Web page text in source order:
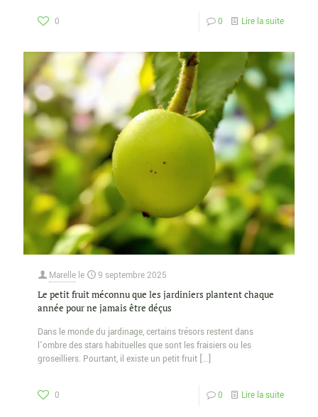
0 0 Lire la suite
Marelle le 9 septembre 2025
Le petit fruit méconnu que les jardiniers plantent chaque
année pour ne jamais être déçus
Dans le monde du jardinage, certains trésors restent dans
l’ombre des stars habituelles que sont les fraisiers ou les
groseilliers. Pourtant, il existe un petit fruit […]
0 0 Lire la suite